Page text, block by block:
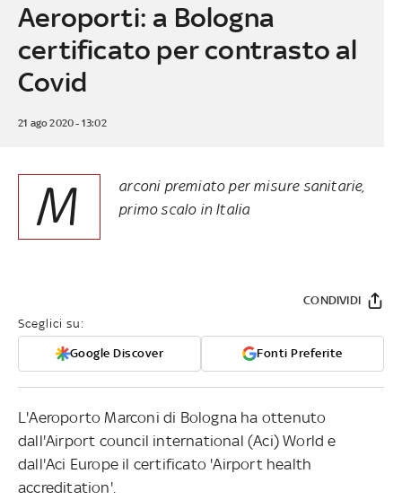
Aeroporti: a Bologna
certificato per contrasto al
Covid
21 ago 2020 - 13:02
M
arconi premiato per misure sanitarie,
primo scalo in Italia
Sceglici su:
Google Discover Fonti Preferite
CONDIVIDI
L'Aeroporto Marconi di Bologna ha ottenuto
dall'Airport council international (Aci) World e
dall'Aci Europe il certificato 'Airport health
accreditation'.